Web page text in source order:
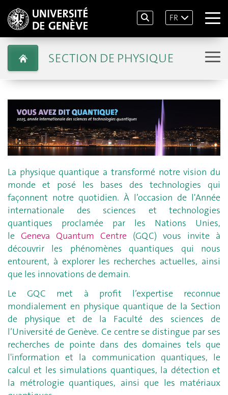
FR
SECTION DE PHYSIQUE
La physique quantique a transformé notre vision du
monde et posé les bases des technologies qui
façonnent notre quotidien. À l’occasion de l'Année
internationale des sciences et technologies
quantiques proclamée par les Nations Unies,
le Geneva Quantum Centre (GQC) vous invite à
découvrir les phénomènes quantiques qui nous
entourent, à explorer les recherches actuelles, ainsi
que les innovations de demain.
Le GQC met à profit l’expertise reconnue
mondialement en physique quantique de la Section
de physique et de la Faculté des sciences de
l’Université de Genève. Ce centre se distingue par ses
recherches de pointe dans des domaines tels que
l'information et la communication quantiques, le
calcul et les simulations quantiques, la détection et
la métrologie quantiques, ainsi que les matériaux